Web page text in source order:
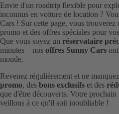
Envie d'un roadtrip flexible pour
inconnus en voiture de location ?
Cars ! Sur cette page, vous trouverez
promo et des offres spéciales pour
Que vous soyez un réservataire
minutes – nos offres Sunny Cars
monde.
Revenez régulièrement et ne
promo, des bons exclusifs et des
que d'être découverts. Votre
veillons à ce qu'il soit inoubliable !